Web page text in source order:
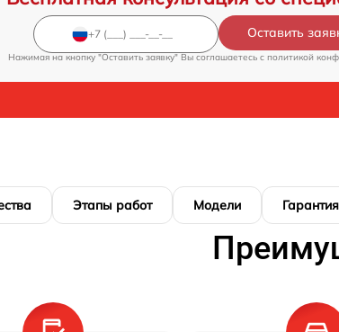
Оставить
Нажимая на кнопку "Оставить заявку" Вы соглашаетесь c политикой
Этапы работ Модели Гарантия